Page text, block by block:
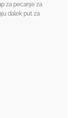
za pecanje za
dalek put za